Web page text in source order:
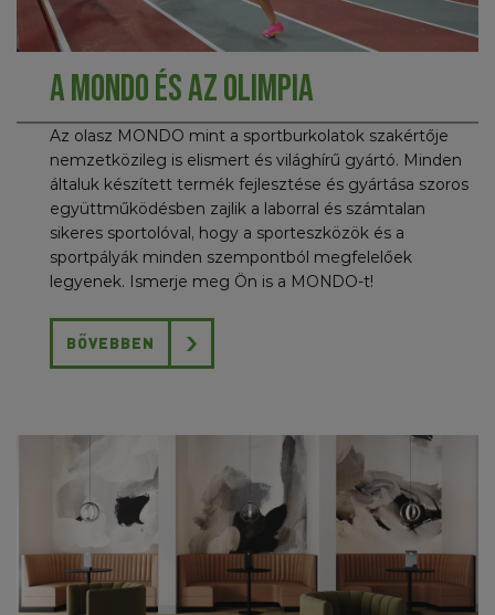
A MONDO és az olimpia
Az olasz MONDO mint a sportburkolatok szakértője
nemzetközileg is elismert és világhírű gyártó. Minden
általuk készített termék fejlesztése és gyártása szoros
együttműködésben zajlik a laborral és számtalan
sikeres sportolóval, hogy a sporteszközök és a
sportpályák minden szempontból megfelelőek
legyenek. Ismerje meg Ön is a MONDO-t!
BŐVEBBEN